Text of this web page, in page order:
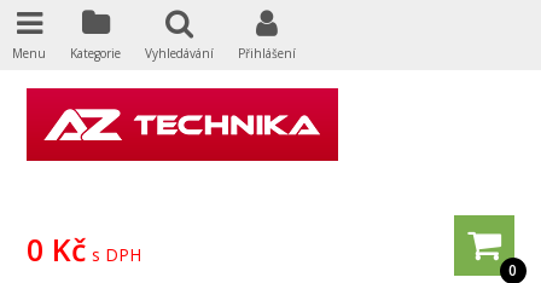
0
0 Kč s DPH
Menu Kategorie Vyhledávání Přihlášení